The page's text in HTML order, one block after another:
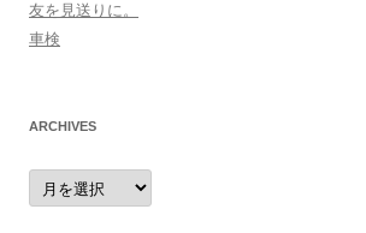
友を見送りに。
車検
ARCHIVES
archives